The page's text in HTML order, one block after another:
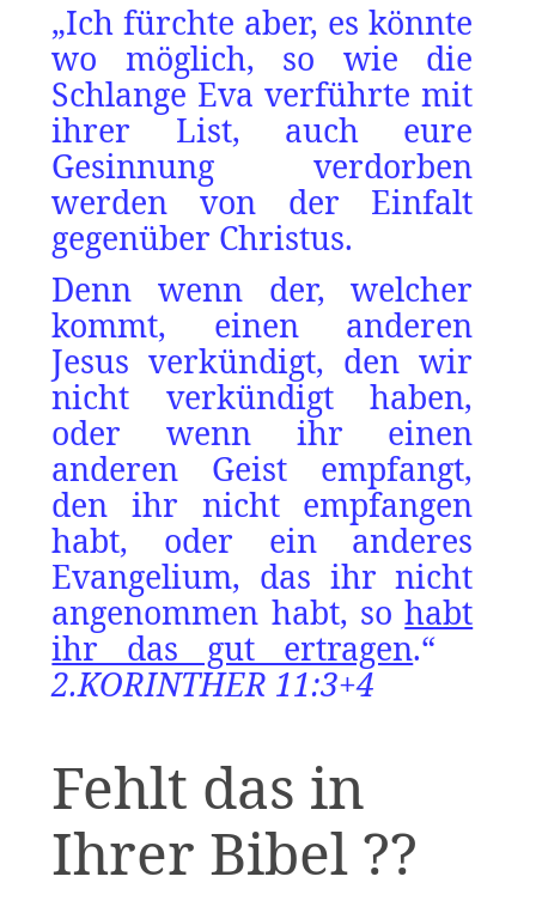
„Ich fürchte aber, es könnte
wo möglich, so wie die
Schlange Eva verführte mit
ihrer List, auch eure
Gesinnung verdorben
werden von der Einfalt
gegenüber Christus.
Denn wenn der, welcher
kommt, einen anderen
Jesus verkündigt, den wir
nicht verkündigt haben,
oder wenn ihr einen
anderen Geist empfangt,
den ihr nicht empfangen
habt, oder ein anderes
Evangelium, das ihr nicht
angenommen habt, sohabt
ihr das gut ertragen.“
2.KORINTHER 11:3+4
Fehlt das in
Ihrer Bibel ??